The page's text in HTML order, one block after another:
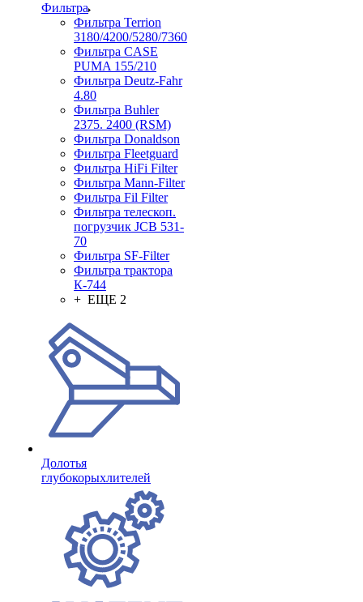
Фильтра
Фильтра Terrion
3180/4200/5280/7360
Фильтра CASE
PUMA 155/210
Фильтра Deutz-Fahr
4.80
Фильтра Buhler
2375. 2400 (RSM)
Фильтра Donaldson
Фильтра Fleetguard
Фильтра HiFi Filter
Фильтра Mann-Filter
Фильтра Fil Filter
Фильтра телескоп.
погрузчик JCB 531-
70
Фильтра SF-Filter
Фильтра трактора
К-744
+ ЕЩЕ 2
Долотья
глубокорыхлителей